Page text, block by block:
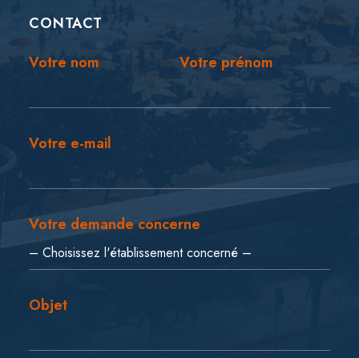
CONTACT
Votre nom
Votre prénom
Votre e-mail
Votre demande concerne
Objet